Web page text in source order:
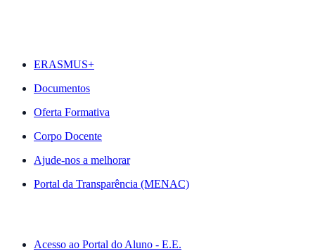
ERASMUS+
Documentos
Oferta Formativa
Corpo Docente
Ajude-nos a melhorar
Portal da Transparência (MENAC)
Acesso ao Portal do Aluno - E.E.